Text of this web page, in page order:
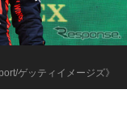
ゲッティイメージズ》